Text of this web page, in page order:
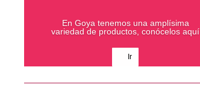
En Goya tenemos una amplísima
variedad de productos, conócelos aquí
Ir